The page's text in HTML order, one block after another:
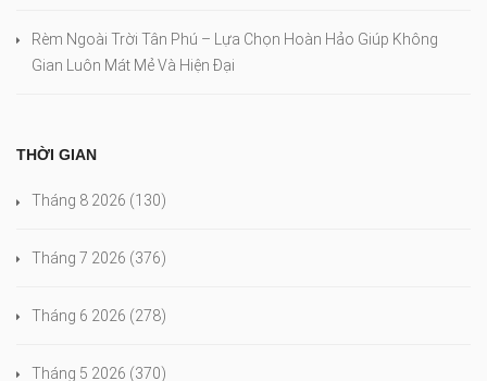
Rèm Ngoài Trời Tân Phú – Lựa Chọn Hoàn Hảo Giúp Không
Gian Luôn Mát Mẻ Và Hiện Đại
THỜI GIAN
Tháng 8 2026 (130)
Tháng 7 2026 (376)
Tháng 6 2026 (278)
Tháng 5 2026 (370)